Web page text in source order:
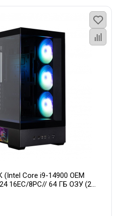
Core i9-14900 OEM
16EC/8PC// 64 ГБ ОЗУ (2
OC 16GB GDDR7